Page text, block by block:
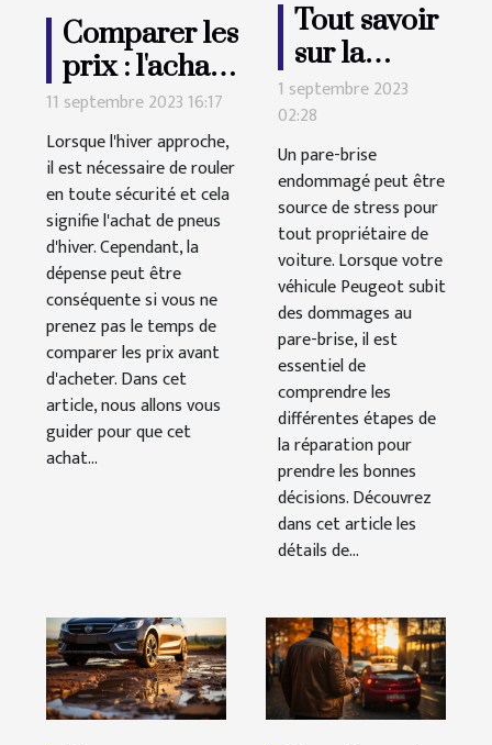
Comparer les
prix : l'achat
de pneus
d'hiver
économiques
11 septembre 2023 16:17
Lorsque l'hiver approche,
il est nécessaire de rouler
en toute sécurité et cela
signifie l'achat de pneus
d'hiver. Cependant, la
dépense peut être
conséquente si vous ne
prenez pas le temps de
comparer les prix avant
d'acheter. Dans cet
article, nous allons vous
guider pour que cet
achat...
Tout savoir
sur la
réparation
d'un pare-
brise
Peugeot
1 septembre 2023
02:28
Un pare-brise
endommagé peut être
source de stress pour
tout propriétaire de
voiture. Lorsque votre
véhicule Peugeot subit
des dommages au
pare-brise, il est
essentiel de
comprendre les
différentes étapes de
la réparation pour
prendre les bonnes
décisions. Découvrez
dans cet article les
détails de...